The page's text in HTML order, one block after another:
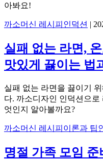
아봐요!
까소머신 레시피 인덕션 |
실패 없는 라면,
맛있게 끓이는 법
실패 없는 라면을 끓이기
다. 까소디자인 인덕션으
엇인지 알아볼까요?
까소머신 레시피 이론과 팁
명절 가족 모임